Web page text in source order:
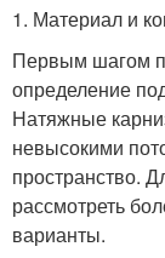
1. Материал и
Первым шагом
определение
Натяжные
невысокими
пространство.
рассмотреть
варианты.